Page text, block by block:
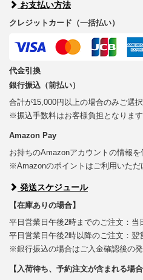
お支払い方法
クレジットカード（一括払い）
代金引換
銀行振込（前払い）
合計が15,000円以上の場合のみご選択
※振込手数料はお客様負担となります
Amazon Pay
お持ちのAmazonアカウントの情報を
※Amazonのポイントはご利用いただ
発送スケジュール
【在庫ありの場合】
平日営業日午後2時までのご注文：当
平日営業日午後2時以降のご注文：翌
※銀行振込の場合はご入金確認後の発
【入荷待ち、予約注文が含まれる場合